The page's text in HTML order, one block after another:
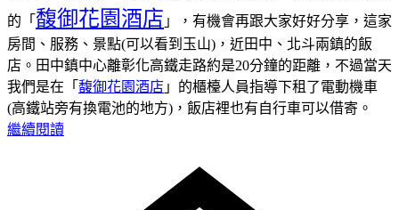
的「 馥御花園酒店 」，有機會再跟大家好好分享，這家
房間、服務、景點(可以看到玉山)，近田中、北斗兩鎮的飯
店。田中鎮中心離彰化高鐵走路約是20分鐘的距離，不過當天
我們是在「 馥御花園酒店 」的櫃檯人員指導下租了電動機車
(高鐵站旁有換電池的地方)，飯店裡也有自行車可以借寄。
繼續閱讀